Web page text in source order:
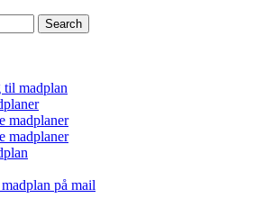
til madplan
madplaner
madplaner
på mail